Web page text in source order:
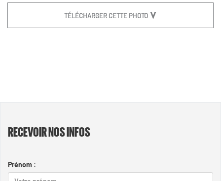
TÉLÉCHARGER CETTE PHOTO
RECEVOIR NOS INFOS
Prénom :